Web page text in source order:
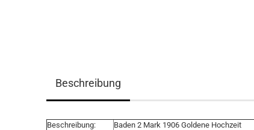
Beschreibung
Beschreibung:
Baden 2 Mark 1906 Goldene Hochzeit